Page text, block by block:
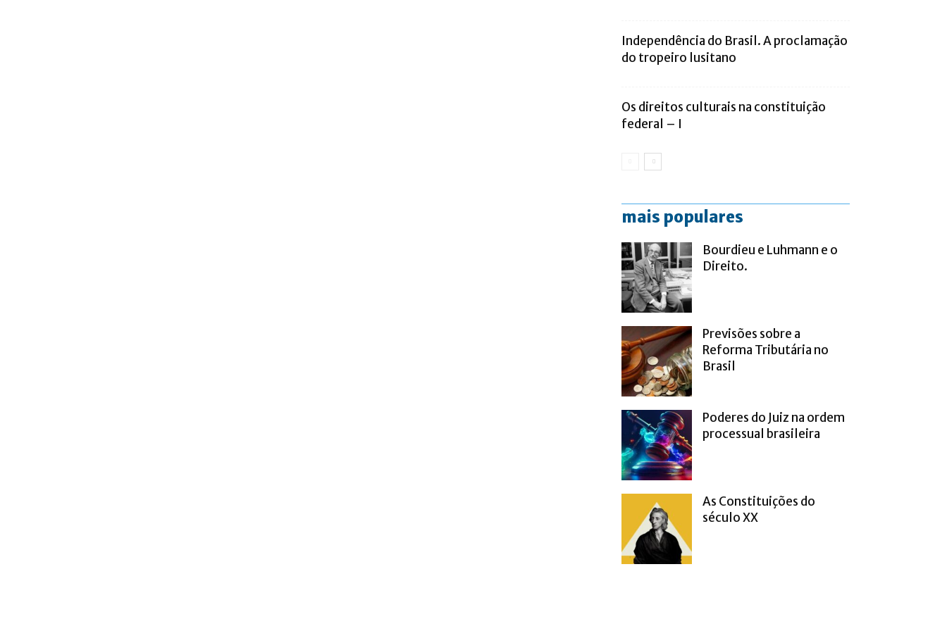
Independência do Brasil. A proclamação
do tropeiro lusitano
Os direitos culturais na constituição
federal – I
mais populares
Bourdieu e Luhmann e o
Direito.
Previsões sobre a
Reforma Tributária no
Brasil
Poderes do Juiz na ordem
processual brasileira
As Constituições do
século XX